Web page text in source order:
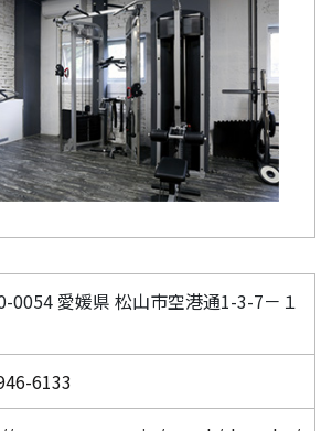
0054 愛媛県 松山市空港通1-3-7－１
6133